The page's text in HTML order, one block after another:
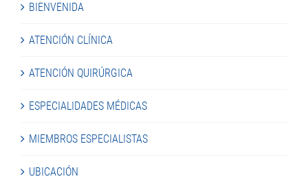
BIENVENIDA
ATENCIÓN CLÍNICA
ATENCIÓN QUIRÚRGICA
ESPECIALIDADES MÉDICAS
MIEMBROS ESPECIALISTAS
UBICACIÓN